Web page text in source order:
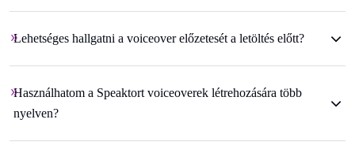
Lehetséges hallgatni a voiceover előzetesét a letöltés előtt?
Használhatom a Speaktort voiceoverek létrehozására több
nyelven?